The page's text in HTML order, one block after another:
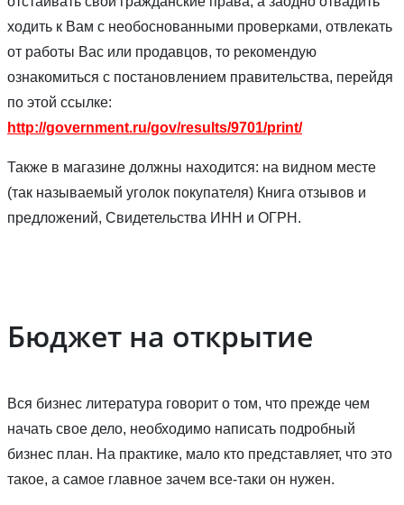
ходить к Вам с необоснованными проверками, отвлекать
от работы Вас или продавцов, то рекомендую
ознакомиться с постановлением правительства, перейдя
по этой ссылке:
http://government.ru/gov/results/9701/print/
Также в магазине должны находится: на видном месте
(так называемый уголок покупателя) Книга отзывов и
предложений, Свидетельства ИНН и ОГРН.
Бюджет на открытие
Вся бизнес литература говорит о том, что прежде чем
начать свое дело, необходимо написать подробный
бизнес план. На практике, мало кто представляет, что это
такое, а самое главное зачем все-таки он нужен.